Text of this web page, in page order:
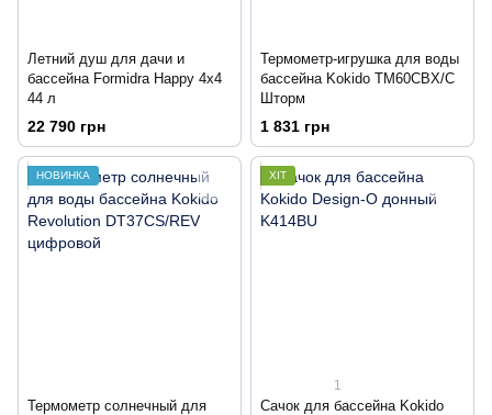
Летний душ для дачи и
бассейна Formidra Happy 4x4
44 л
22 790 грн
Термометр-игрушка для воды
бассейна Kokido TM60CBX/C
Шторм
1 831 грн
НОВИНКА
Термометр солнечный для
ХІТ
1
Сачок для бассейна Kokido